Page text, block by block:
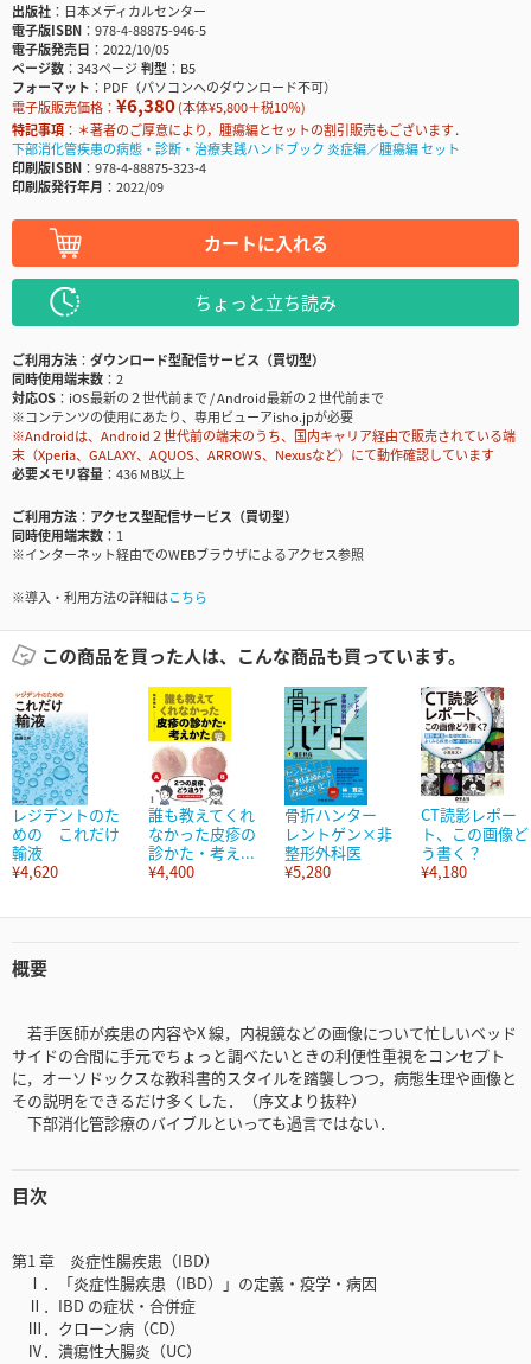
出版社
日本メディカルセンター
電子版ISBN
978-4-88875-946-5
電子版発売日
2022/10/05
ページ数
343ページ判型
B5
フォーマット
PDF（パソコンへのダウンロード不可）
電子版販売価格： ¥6,380(本体¥5,800＋税10％)
特記事項
＊著者のご厚意により，腫瘍編とセットの割引販売もございます．
下部消化管疾患の病態・診断・治療実践ハンドブック 炎症編／腫瘍編 セット
印刷版ISBN
978-4-88875-323-4
印刷版発行年月
2022/09
カートに入れる
ちょっと立ち読み
ご利用方法
ダウンロード型配信サービス（買切型）
同時使用端末数
2
対応OS
iOS最新の２世代前まで / Android最新の２世代前まで
※コンテンツの使用にあたり、専用ビューアisho.jpが必要
※Androidは、Android２世代前の端末のうち、国内キャリア経由で販売されている端
末（Xperia、GALAXY、AQUOS、ARROWS、Nexusなど）にて動作確認しています
必要メモリ容量
436 MB以上
ご利用方法
アクセス型配信サービス（買切型）
同時使用端末数
1
※インターネット経由でのWEBブラウザによるアクセス参照
※導入・利用方法の詳細はこちら
この商品を買った人は、こんな商品も買っています。
レジデントのた
めの これだけ
輸液
¥4,620
誰も教えてくれ
なかった皮疹の
診かた・考え...
¥4,400
骨折ハンター
レントゲン×非
整形外科医
¥5,280
CT読影レポー
ト、この画像ど
う書く？
¥4,180
概要
若手医師が疾患の内容やX 線，内視鏡などの画像について忙しいベッド
サイドの合間に手元でちょっと調べたいときの利便性重視をコンセプト
に，オーソドックスな教科書的スタイルを踏襲しつつ，病態生理や画像と
その説明をできるだけ多くした．（序文より抜粋）
下部消化管診療のバイブルといっても過言ではない．
目次
第1 章 炎症性腸疾患（IBD）
Ⅰ．「炎症性腸疾患（IBD）」の定義・疫学・病因
Ⅱ．IBD の症状・合併症
Ⅲ．クローン病（CD）
Ⅳ．潰瘍性大腸炎（UC）